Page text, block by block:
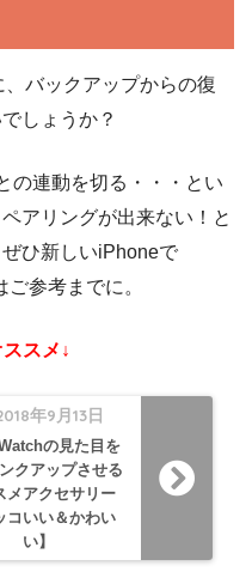
バックアップからの復
しょうか？
の連動を切る・・・とい
アリングが出来ない！と
ひ新しいiPhoneで
参考までに。
スメ↓
年9月13日
の見た目を
クアップさせる
メアクセサリー
コいい＆かわい
い】